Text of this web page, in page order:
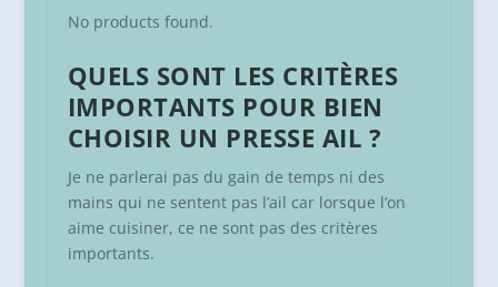
No products found.
QUELS SONT LES CRITÈRES
IMPORTANTS POUR BIEN
CHOISIR UN PRESSE AIL ?
Je ne parlerai pas du gain de temps ni des
mains qui ne sentent pas l’ail car lorsque l’on
aime cuisiner, ce ne sont pas des critères
importants.